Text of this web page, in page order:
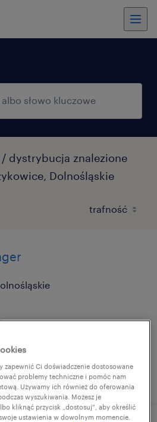
dystrybucja znalezione
Dolnośląskie
2026
zapewnić Ci doświadczenie dostosowane
problemy techniczne i pomóc nam
Używamy ich również do oferowania
wyszukiwania. Możesz je
kliknąć przycisk „dostosuj”, aby określić
ustawienia w dowolnym momencie.